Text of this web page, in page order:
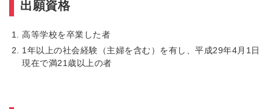
出願資格
高等学校を卒業した者
1年以上の社会経験（主婦を含む）を有し、平成29年4月1日
現在で満21歳以上の者